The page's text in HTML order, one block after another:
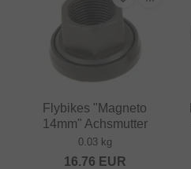
Flybikes "Magneto
14mm" Achsmutter
0.03 kg
16.76 EUR